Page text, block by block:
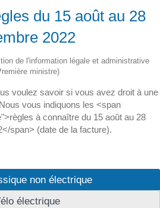
du 15 août au 28
2022
de l'information légale et administrative
ministre)
voulez savoir si vous avez droit à une
vous indiquons les <span
à connaître du 15 août au 28
span> (date de la facture).
non électrique
électrique